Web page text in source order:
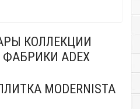
КОЛЛЕКЦИИ
ФАБРИКИ ADEX
MODERNISTA